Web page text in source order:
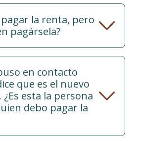
pagar la renta, pero
pagársela?
en contacto
que es el nuevo
esta la persona
debo pagar la